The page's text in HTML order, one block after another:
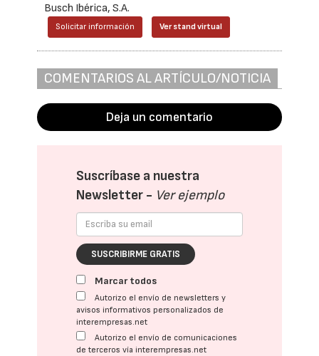
Busch Ibérica, S.A.
Solicitar información Ver stand virtual
COMENTARIOS AL ARTÍCULO/NOTICIA
Deja un comentario
Suscríbase a nuestra
Newsletter - Ver ejemplo
SUSCRIBIRME GRATIS
Marcar todos
Autorizo el envío de newsletters y
avisos informativos personalizados de
interempresas.net
Autorizo el envío de comunicaciones
de terceros vía interempresas.net